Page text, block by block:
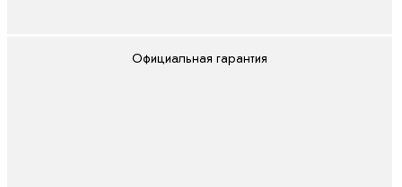
линейныеОфициальная гарантия